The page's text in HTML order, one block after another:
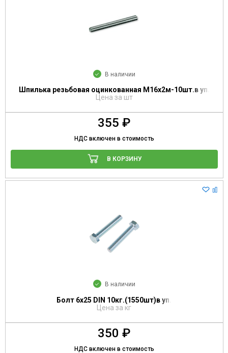
В наличии
Шпилька резьбовая оцинкованная М16х2м-10шт.в уп.
Цена за шт
355 ₽
НДС включен в стоимость
В КОРЗИНУ
В наличии
Болт 6х25 DIN 10кг.(1550шт)в уп.
Цена за кг
350 ₽
НДС включен в стоимость